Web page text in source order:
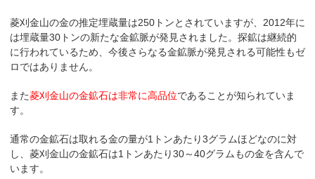
菱刈金山の金の推定埋蔵量は250トンとされていますが、2012年に
は埋蔵量30トンの新たな金鉱脈が発見されました。探鉱は継続的
に行われているため、今後さらなる金鉱脈が発見される可能性もゼ
ロではありません。
また菱刈金山の金鉱石は非常に高品位であることが知られていま
す。
通常の金鉱石は取れる金の量が1トンあたり3グラムほどなのに対
し、菱刈金山の金鉱石は1トンあたり30～40グラムもの金を含んで
います。